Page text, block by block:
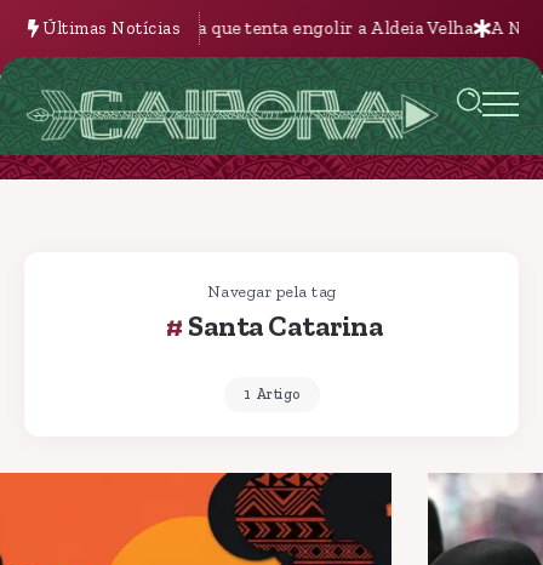
Últimas Notícias
tenta engolir a Aldeia Velha A Nova Batalha pela Terra na
Navegar pela tag
Santa Catarina
1 Artigo